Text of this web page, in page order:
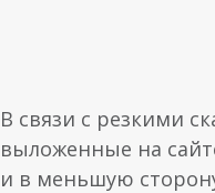
В связи с резкими
выложенные на
и в меньшую